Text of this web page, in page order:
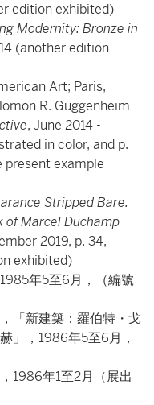
edition exhibited)
Modernity: Bronze in
(another edition
Art; Paris,
R. Guggenheim
, June 2014 -
in color, and p.
present example
Stripped Bare:
of Marcel Duchamp
2019, p. 34,
exhibited)
年5至6月，（編號
「新建築：羅伯特・戈
」，1986年5至6月，
1986年1至2月（展出